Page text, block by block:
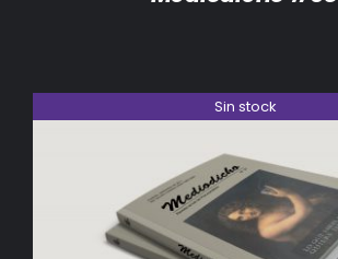
Sin stock
DETALLES